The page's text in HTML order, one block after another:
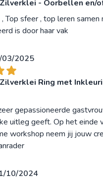
- Oorbellen en/
, Top sfeer , top leren
is door haar vak
03/2025
Ring met
gepassioneerde
uitleg geeft. Op het einde
workshop neem jij jouw
10/2024